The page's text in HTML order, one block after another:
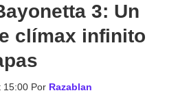
3: Un
clímax infinito
15:00 Por Razablan